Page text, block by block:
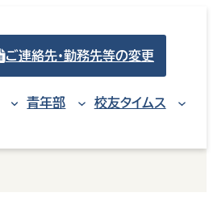
ご連絡先・勤務先等の変更
青年部 校友タイムス